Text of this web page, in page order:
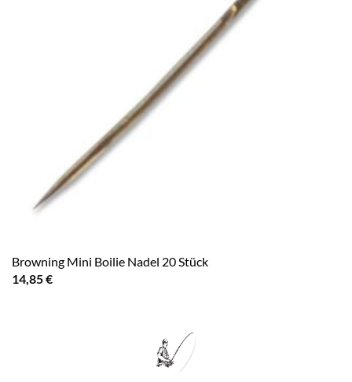
Browning Mini Boilie Nadel 20 Stück
14,85€